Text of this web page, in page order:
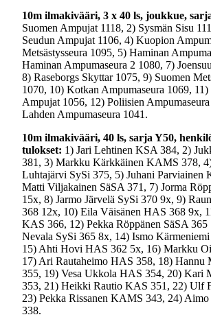
10m ilmakivääri, 3 x 40 ls, joukkue,
Suomen Ampujat 1118, 2) Sysmän Sisu
Seudun Ampujat 1106, 4) Kuopion
Metsästysseura 1095, 5) Haminan
Haminan Ampumaseura 2 1080, 7)
8) Raseborgs Skyttar 1075, 9) Suomen
1070, 10) Kotkan Ampumaseura 1069, 11)
Ampujat 1056, 12) Poliisien
Lahden Ampumaseura 1041.
10m ilmakivääri, 40 ls, sarja Y50,
tulokset: 1) Jari Lehtinen KSA 384, 2)
381, 3) Markku Kärkkäinen KAMS 378,
Luhtajärvi SySi 375, 5) Juhani Parviainen
Matti Viljakainen SäSA 371, 7) Jorma
15x, 8) Jarmo Järvelä SySi 370 9x, 9)
368 12x, 10) Eila Väisänen HAS 368 9x,
KAS 366, 12) Pekka Röppänen SäSA
Nevala SySi 365 8x, 14) Ismo
15) Ahti Hovi HAS 362 5x, 16) Markku
17) Ari Rautaheimo HAS 358, 18) Hannu
355, 19) Vesa Ukkola HAS 354, 20) Kari
353, 21) Heikki Rautio KAS 351, 22) Ulf
23) Pekka Rissanen KAMS 343, 24)
338.